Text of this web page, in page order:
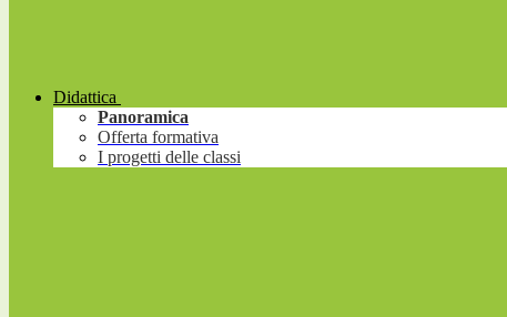
Didattica
Panoramica
Offerta formativa
I progetti delle classi